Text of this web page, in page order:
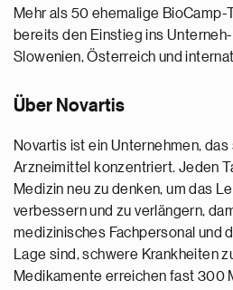
Mehr als 50 ehemalige BioCamp-
bereits den Einstieg ins
Slowenien, Österreich und
Über Novartis
Novartis ist ein Unternehmen, das
Arzneimittel konzentriert. Jeden
Medizin neu zu denken, um das
verbessern und zu verlängern,
medizinisches Fachpersonal und
Lage sind, schwere Krankheiten
Medikamente erreichen fast 300